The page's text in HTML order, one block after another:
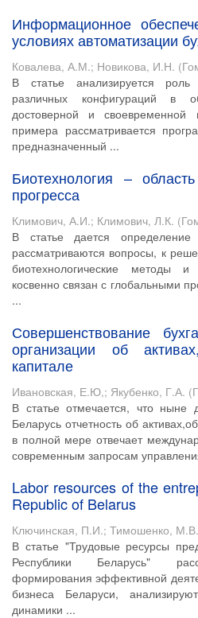
Информационное
условиях автоматизации
Ковалева, А.М.; Новикова, И.Н. (
В статье анализируется роль
различных конфигураций в
достоверной и своевременной
примера рассматривается
предназначенный ...
Биотехнология – область
прогресса
Климович, А.И.; Климович, Л.К. (
В статье дается определение
рассматриваются вопросы, к
биотехнологические методы
косвенно связан с глобальными
...
Совершенствование
организации об
капитале
Ивановская, Е.Ю,; Якубенко, Г.А. (
В статье отмечается, что ныне
Беларусь отчетность об
в полной мере отвечает
современным запросам
Labor resources of the
Republic of Belarus
Ключинская, П.И.; Тимошенко, М.В.
В статье "Трудовые ресурсы
Республики Беларусь"
формирования эффективной
бизнеса Беларуси,
динамики ...